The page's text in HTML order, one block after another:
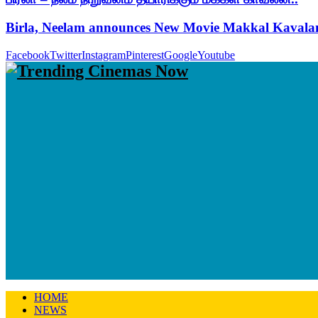
Birla, Neelam announces New Movie Makkal
FacebookTwitterInstagramPinterestGoogleYoutube
HOME
NEWS